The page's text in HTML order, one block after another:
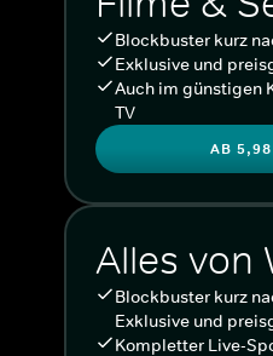
Blockbuster kurz
Exklusive und
Auch im günstigen
TV
AB
Alles von
Blockbuster kurz
Exklusive und
Kompletter Live-